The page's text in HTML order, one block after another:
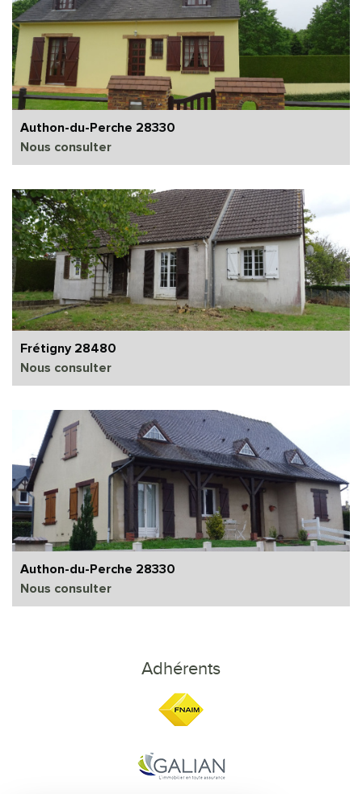
Authon-du-Perche 28330
Nous consulter
Frétigny 28480
Nous consulter
Authon-du-Perche 28330
Nous consulter
Adhérents